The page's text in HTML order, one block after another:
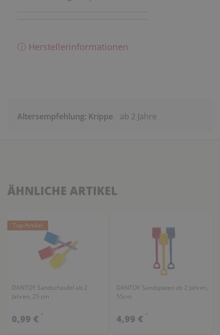
ⓘ Herstellerinformationen
Altersempfehlung: Krippe ab 2 Jahre
ÄHNLICHE ARTIKEL
Top-Artikel
DANTOY Sandschaufel ab 2
Jahren, 25 cm
0,99 € *
DANTOY Sandspaten ab 2 Jahren,
55cm
4,99 € *